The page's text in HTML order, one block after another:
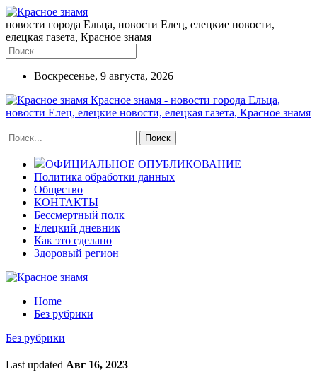
новости города Ельца, новости Елец, елецкие новости,
елецкая газета, Красное знамя
Воскресенье, 9 августа, 2026
Красное знамя - новости города Ельца,
новости Елец, елецкие новости, елецкая газета, Красное знамя
ОФИЦИАЛЬНОЕ ОПУБЛИКОВАНИЕ
Политика обработки данных
Общество
КОНТАКТЫ
Бессмертный полк
Елецкий дневник
Как это сделано
Здоровый регион
Home
Без рубрики
Без рубрики
Last updated Авг 16, 2023